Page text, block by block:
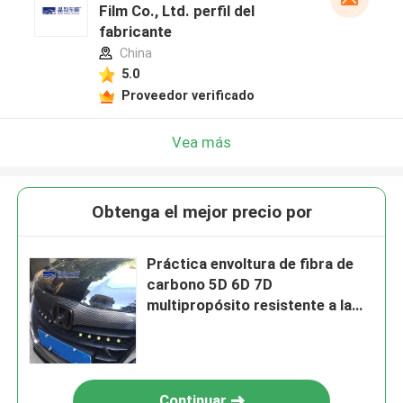
Film Co., Ltd. perfil del
fabricante
China
5.0
Proveedor verificado
Vea más
Obtenga el mejor precio por
Práctica envoltura de fibra de
carbono 5D 6D 7D
multipropósito resistente a la